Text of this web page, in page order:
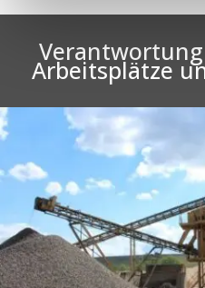
Arbeitsplätze